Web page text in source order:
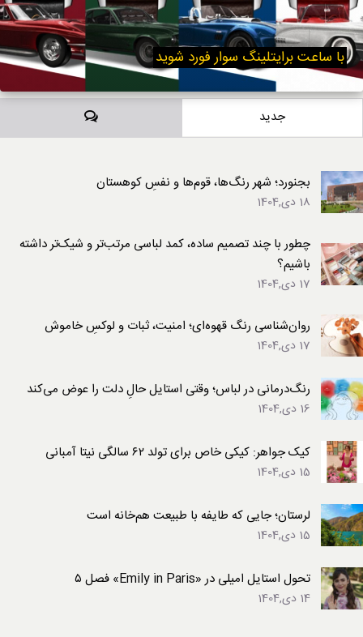
با ساعت برایتلینگ سوار فورد شوید
جدید دیدگاه‌ها
بجنورد؛ شهر رنگ‌ها، قوم‌ها و نفسِ کوهستان
18 دی,1404
چطور با چند تصمیم ساده، کمد لباسی مرتب‌تر و شیک‌تر داشته
باشیم؟
17 دی,1404
روان‌شناسی رنگ قهوه‌ای؛ امنیت، ثبات و لوکسِ خاموش
17 دی,1404
رنگ‌درمانی در لباس؛ وقتی استایل حالِ دلت را عوض می‌کند
16 دی,1404
کیک جواهر: کیکی خاص برای تولد ۶۲ سالگی نیتا آمبانی
15 دی,1404
لرستان؛ جایی که طایفه با طبیعت هم‌خانه است
15 دی,1404
تحول استایل امیلی در «Emily in Paris» فصل ۵
14 دی,1404